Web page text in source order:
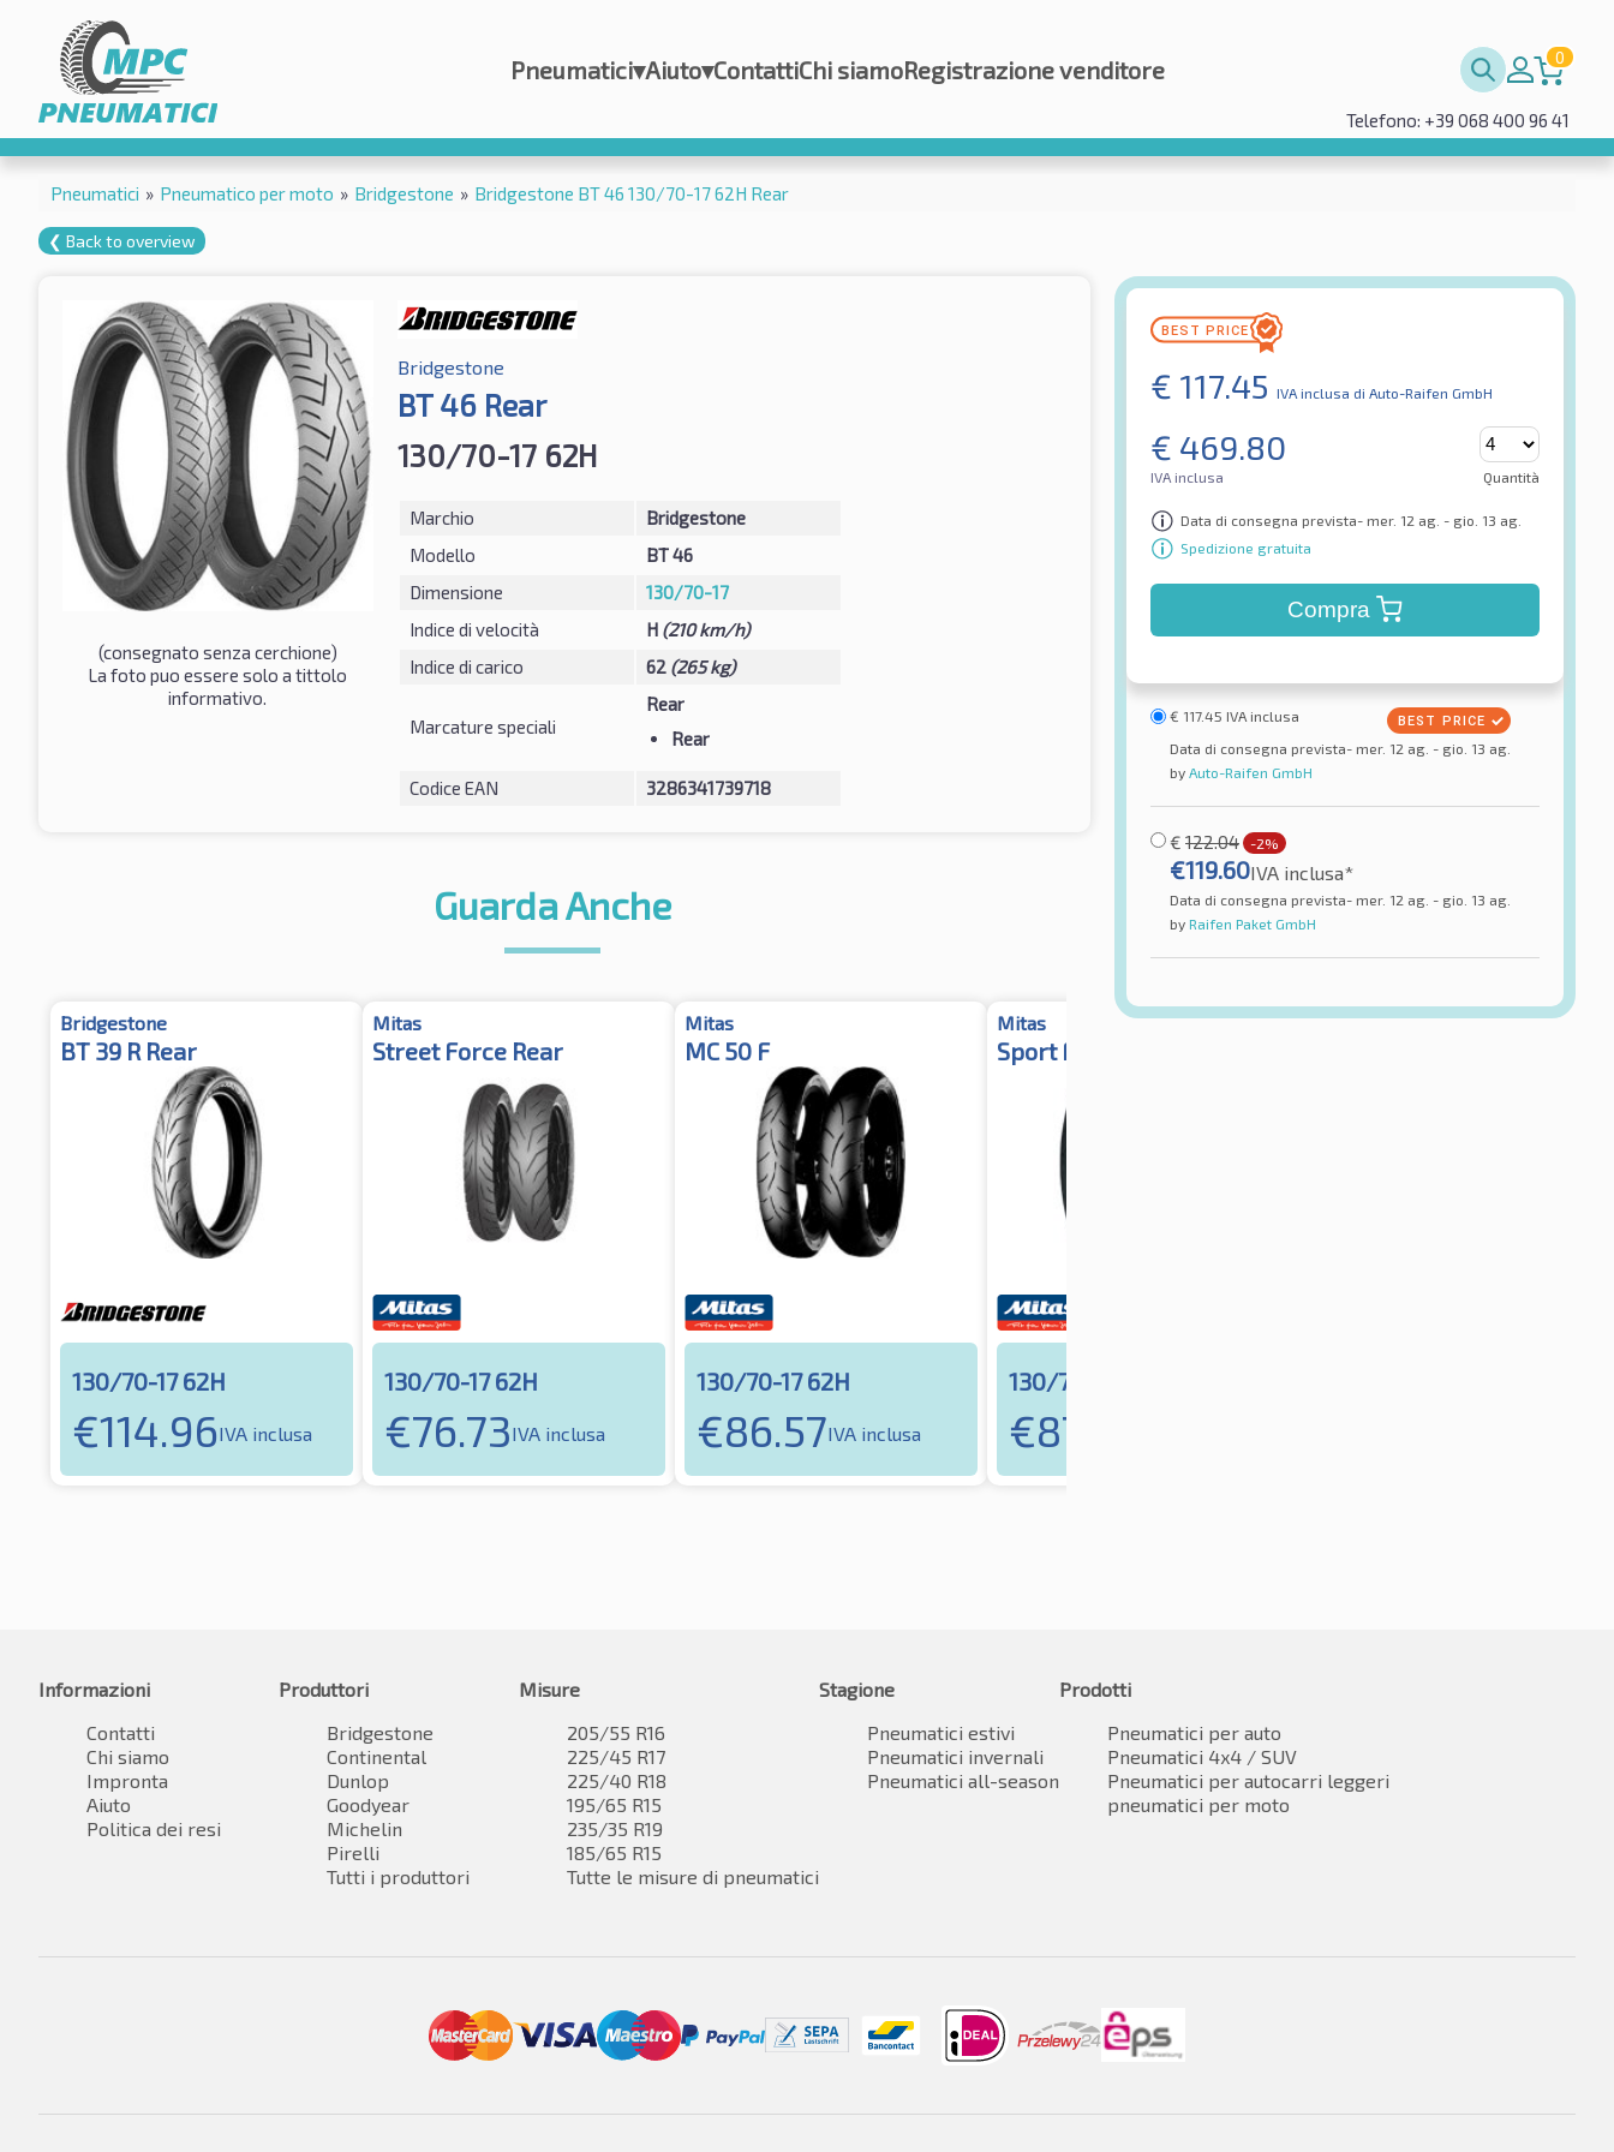
Pneumatici▾Aiuto▾ContattiChi siamoRegistrazione venditore 0
Telefono: +39 068 400 96 41
Pneumatici » Pneumatico per moto » Bridgestone » Bridgestone BT 46 130/70-17 62H Rear
❮ Back to overview
(consegnato senza cerchione)
La foto puo essere solo a tittolo
informativo.
Bridgestone
BT 46 Rear
130/70-17 62H
Marchio
Bridgestone
Modello
BT 46
Dimensione
130/70-17
Indice di velocità
H (210 km/h)
Indice di carico
62 (265 kg)
Marcature speciali
Rear
Rear
Codice EAN 3286341739718
€ 117.45 IVA inclusa di Auto-Raifen GmbH
€ 469.80
IVA inclusa Quantità
Data di consegna prevista- mer. 12 ag. - gio. 13 ag.
Spedizione gratuita
Compra
€ 117.45 IVA inclusa
Data di consegna prevista- mer. 12 ag. - gio. 13 ag.
by Auto-Raifen GmbH
€ 122.04 -2%
€119.60IVA inclusa*
Data di consegna prevista- mer. 12 ag. - gio. 13 ag.
by Raifen Paket GmbH
Guarda Anche
Bridgestone
BT 39 R Rear
130/70-17 62H
€114.96IVA inclusa
Mitas
Street Force Rear
130/70-17 62H
€76.73IVA inclusa
Mitas
MC 50 F
130/70-17 62H
€86.57IVA inclusa
Mitas
Sport Force + Rear
130/70-17 62H
€87.82
Continental
Informazioni
Contatti
Chi siamo
Impronta
Aiuto
Politica dei resi
Produttori
Bridgestone
Continental
Dunlop
Goodyear
Michelin
Pirelli
Tutti i produttori
Misure
205/55 R16
225/45 R17
225/40 R18
195/65 R15
235/35 R19
185/65 R15
Tutte le misure di pneumatici
Stagione
Pneumatici estivi
Pneumatici invernali
Pneumatici all-season
Prodotti
Pneumatici per auto
Pneumatici 4x4 / SUV
Pneumatici per autocarri leggeri
pneumatici per moto